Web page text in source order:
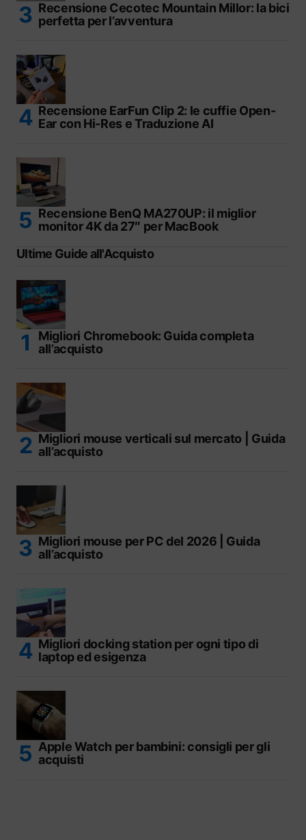
Recensione Cecotec Mountain Millor: la bici
perfetta per l’avventura
Recensione EarFun Clip 2: le cuffie Open-
Ear con Hi-Res e Traduzione AI
Recensione BenQ MA270UP: il miglior
monitor 4K da 27″ per MacBook
Ultime Guide all'Acquisto
Migliori Chromebook: Guida completa
all’acquisto
Migliori mouse verticali sul mercato | Guida
all’acquisto
Migliori mouse per PC del 2026 | Guida
all’acquisto
Migliori docking station per ogni tipo di
laptop ed esigenza
Apple Watch per bambini: consigli per gli
acquisti